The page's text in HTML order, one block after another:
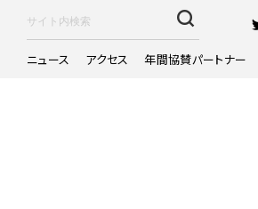
ニュース アクセス 年間協賛パートナー